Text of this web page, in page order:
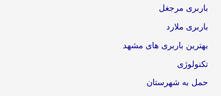
باربری مرجغل
باربری ملارد
بهترین باربری های مشهد
تکنولوژی
حمل به شهرستان